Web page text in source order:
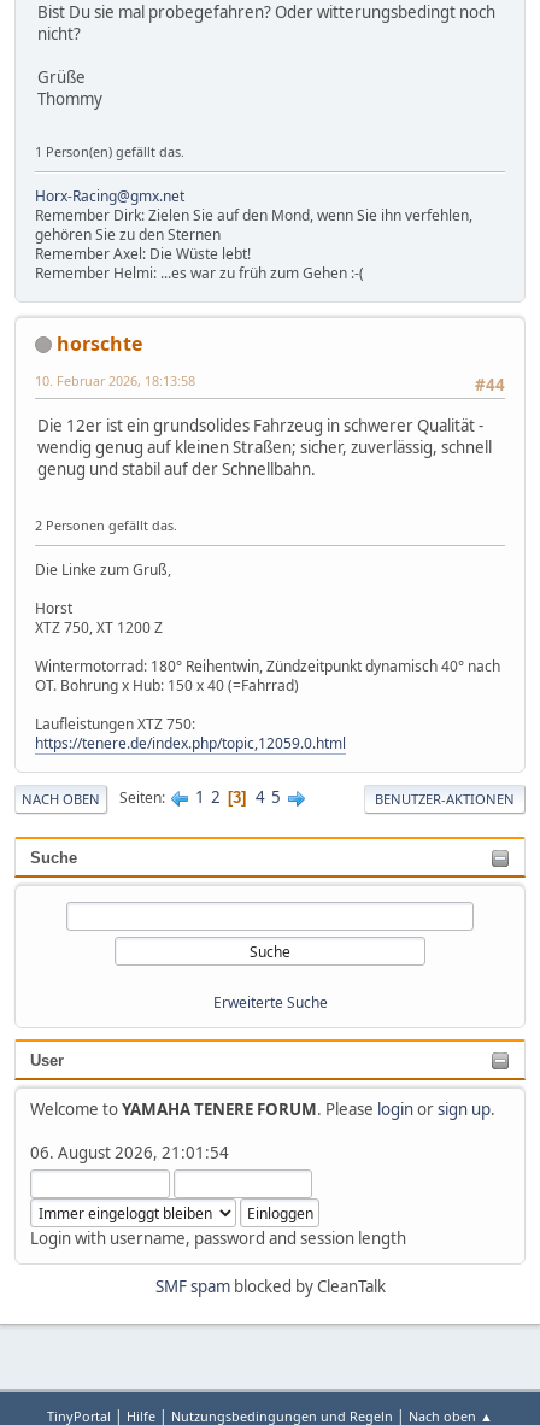
Suche
Erweiterte Suche
User
Welcome toYAMAHA TENERE FORUM. Please loginorsign up.
06. August 2026, 21:01:54
Login with username, password and session length
Bist Du sie mal probegefahren? Oder witterungsbedingt noch
nicht?
Grüße
Thommy
1 Person(en) gefällt das.
Horx-Racing@gmx.net
Remember Dirk: Zielen Sie auf den Mond, wenn Sie ihn verfehlen,
gehören Sie zu den Sternen
Remember Axel: Die Wüste lebt!
Remember Helmi: ...es war zu früh zum Gehen :-(
horschte
#44
10. Februar 2026, 18:13:58
Die 12er ist ein grundsolides Fahrzeug in schwerer Qualität -
wendig genug auf kleinen Straßen; sicher, zuverlässig, schnell
genug und stabil auf der Schnellbahn.
2 Personen gefällt das.
Die Linke zum Gruß,
Horst
XTZ 750, XT 1200 Z
Wintermotorrad: 180° Reihentwin, Zündzeitpunkt dynamisch 40° nach
OT. Bohrung x Hub: 150 x 40 (=Fahrrad)
Laufleistungen XTZ 750:
https://tenere.de/index.php/topic,12059.0.html
NACH OBEN Seiten 1 2 3 4 5 BENUTZER-AKTIONEN
SMF spamblocked by CleanTalk
TinyPortal | Hilfe | Nutzungsbedingungen und Regeln | Nach oben ▲